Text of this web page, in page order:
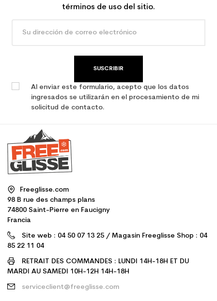
términos de uso del sitio.
SUSCRIBIR
Al enviar este formulario, acepto que los datos
ingresados se utilizarán en el procesamiento de mi
solicitud de contacto.
Freeglisse.com
98 B rue des champs plans
74800 Saint-Pierre en Faucigny
Francia
Site web : 04 50 07 13 25 / Magasin Freeglisse Shop : 04
85 22 11 04
RETRAIT DES COMMANDES : LUNDI 14H-18H ET DU
MARDI AU SAMEDI 10H-12H 14H-18H
serviceclient@freeglisse.com